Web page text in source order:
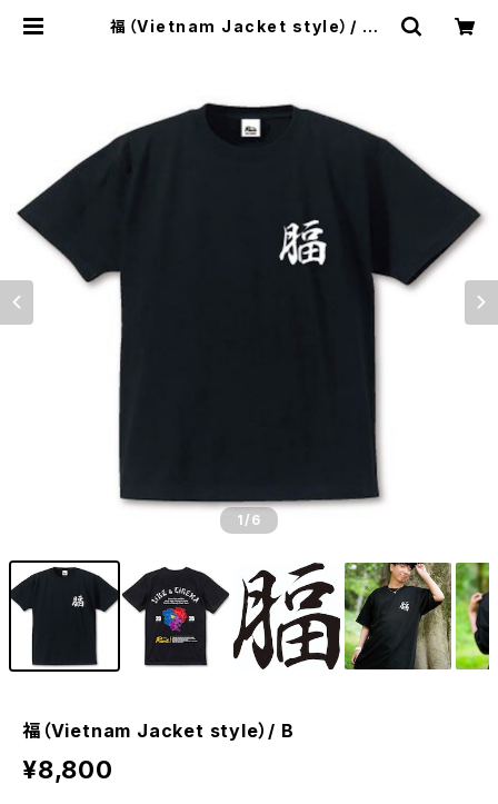
福（Vietnam Jacket style）/ B |
1/6
福（Vietnam Jacket style）/ B
¥8,800